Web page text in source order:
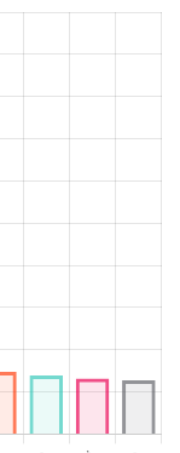
mostrato nella
gli IDE netti
calcolati
e gli afflussi netti